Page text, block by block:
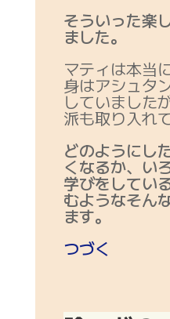
そういった楽
ました。
マティは本当
身はアシュタ
していました
派も取り入れ
どのようにし
くなるか、い
学びをしてい
むようなそん
ます。
つづく